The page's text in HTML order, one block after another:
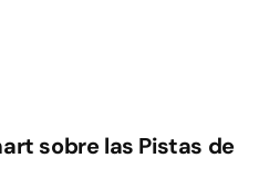
sobre las Pistas de